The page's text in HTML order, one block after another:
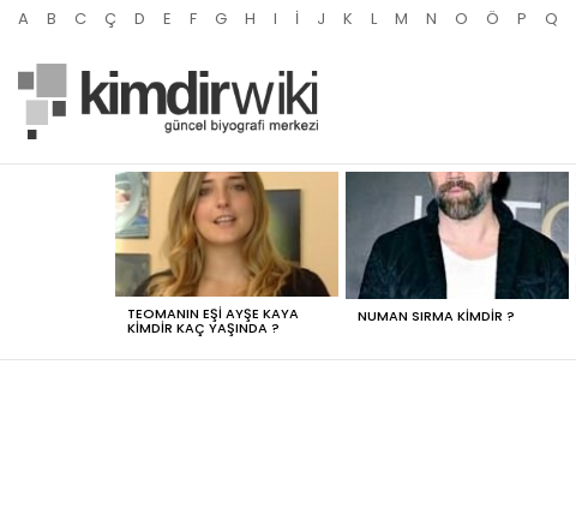
A B C Ç D E F G H I İ J K L M N O Ö P Q
MOST
VIEWED
STORIES
TEOMANIN EŞI AYŞE KAYA
KIMDIR KAÇ YAŞINDA ?
NUMAN SIRMA KIMDIR ?